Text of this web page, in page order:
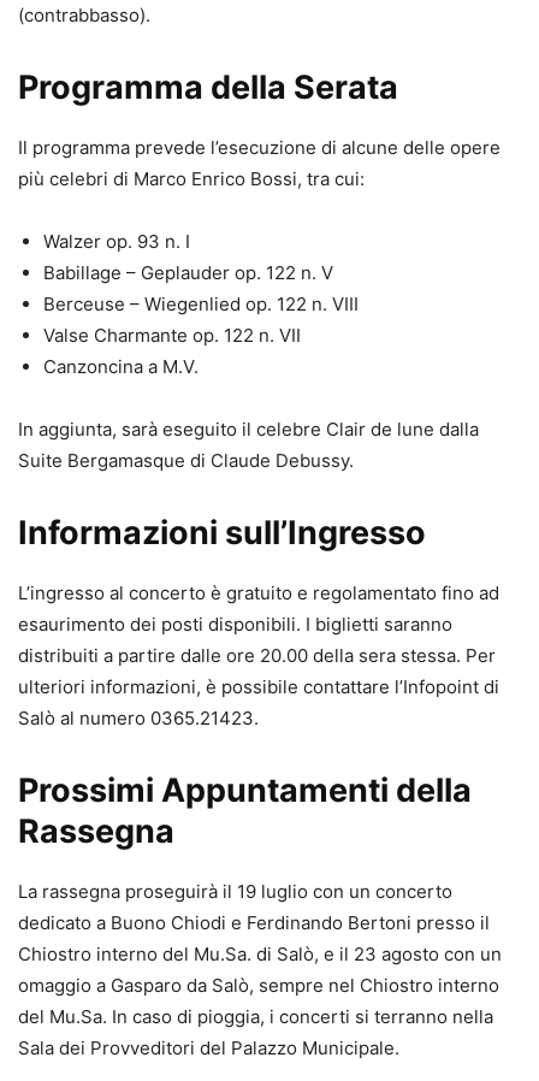
(contrabbasso).
Programma della Serata
Il programma prevede l’esecuzione di alcune delle opere
più celebri di Marco Enrico Bossi, tra cui:
Walzer op. 93 n. I
Babillage – Geplauder op. 122 n. V
Berceuse – Wiegenlied op. 122 n. VIII
Valse Charmante op. 122 n. VII
Canzoncina a M.V.
In aggiunta, sarà eseguito il celebre Clair de lune dalla
Suite Bergamasque di Claude Debussy.
Informazioni sull’Ingresso
L’ingresso al concerto è gratuito e regolamentato fino ad
esaurimento dei posti disponibili. I biglietti saranno
distribuiti a partire dalle ore 20.00 della sera stessa. Per
ulteriori informazioni, è possibile contattare l’Infopoint di
Salò al numero 0365.21423.
Prossimi Appuntamenti della
Rassegna
La rassegna proseguirà il 19 luglio con un concerto
dedicato a Buono Chiodi e Ferdinando Bertoni presso il
Chiostro interno del Mu.Sa. di Salò, e il 23 agosto con un
omaggio a Gasparo da Salò, sempre nel Chiostro interno
del Mu.Sa. In caso di pioggia, i concerti si terranno nella
Sala dei Provveditori del Palazzo Municipale.